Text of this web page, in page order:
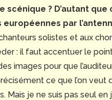
? D’autant
par
solistes et aux
: il faut accentuer le
images pour que
ce que l’on
je ne suis pas seul en